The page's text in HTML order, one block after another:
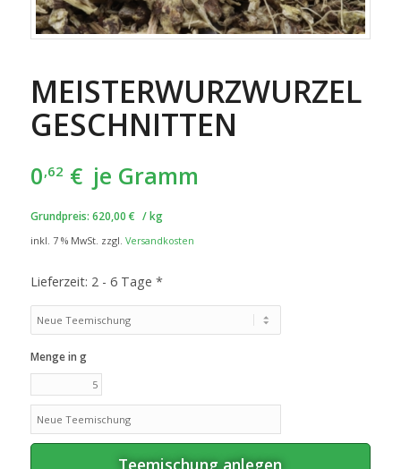
MEISTERWURZWURZEL
GESCHNITTEN
0,62 € je Gramm
Grundpreis: 620,00 € /kg
inkl. 7 % MwSt. zzgl. Versandkosten
Lieferzeit: 2 - 6 Tage *
Menge in g
Teemischung anlegen